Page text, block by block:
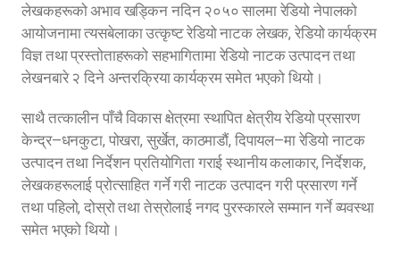
लेखकहरूको अभाव खड्किन नदिन २०५० सालमा रेडियो नेपालको
आयोजनामा त्यसबेलाका उत्कृष्ट रेडियो नाटक लेखक, रेडियो कार्यक्रम
विज्ञ तथा प्रस्तोताहरूको सहभागितामा रेडियो नाटक उत्पादन तथा
लेखनबारे २ दिने अन्तरक्रिया कार्यक्रम समेत भएको थियो।
साथै तत्कालीन पाँचै विकास क्षेत्रमा स्थापित क्षेत्रीय रेडियो प्रसारण
केन्द्र—धनकुटा, पोखरा, सुर्खेत, काठमाडौं, दिपायल—मा रेडियो नाटक
उत्पादन तथा निर्देशन प्रतियोगिता गराई स्थानीय कलाकार, निर्देशक,
लेखकहरूलाई प्रोत्साहित गर्ने गरी नाटक उत्पादन गरी प्रसारण गर्ने
तथा पहिलो, दोस्रो तथा तेस्रोलाई नगद पुरस्कारले सम्मान गर्ने व्यवस्था
समेत भएको थियो।